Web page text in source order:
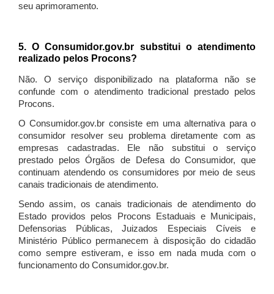
seu aprimoramento.
5. O Consumidor.gov.br substitui o atendimento
realizado pelos Procons?
Não. O serviço disponibilizado na plataforma não se
confunde com o atendimento tradicional prestado pelos
Procons.
O Consumidor.gov.br consiste em uma alternativa para o
consumidor resolver seu problema diretamente com as
empresas cadastradas. Ele não substitui o serviço
prestado pelos Órgãos de Defesa do Consumidor, que
continuam atendendo os consumidores por meio de seus
canais tradicionais de atendimento.
Sendo assim, os canais tradicionais de atendimento do
Estado providos pelos Procons Estaduais e Municipais,
Defensorias Públicas, Juizados Especiais Cíveis e
Ministério Público permanecem à disposição do cidadão
como sempre estiveram, e isso em nada muda com o
funcionamento do Consumidor.gov.br.